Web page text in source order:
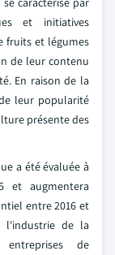
et initiatives
fruits et légumes
de leur contenu
En raison de la
leur popularité
présente des
a été évaluée à
et augmentera
entre 2016 et
l'industrie de la
entreprises de